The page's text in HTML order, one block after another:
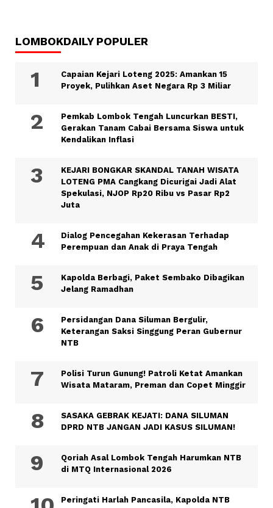
LOMBOKDAILY POPULER
Capaian Kejari Loteng 2025: Amankan 15
Proyek, Pulihkan Aset Negara Rp 3 Miliar
Pemkab Lombok Tengah Luncurkan BESTI,
Gerakan Tanam Cabai Bersama Siswa untuk
Kendalikan Inflasi
KEJARI BONGKAR SKANDAL TANAH WISATA
LOTENG PMA Cangkang Dicurigai Jadi Alat
Spekulasi, NJOP Rp20 Ribu vs Pasar Rp2
Juta
Dialog Pencegahan Kekerasan Terhadap
Perempuan dan Anak di Praya Tengah
Kapolda Berbagi, Paket Sembako Dibagikan
Jelang Ramadhan
Persidangan Dana Siluman Bergulir,
Keterangan Saksi Singgung Peran Gubernur
NTB
Polisi Turun Gunung! Patroli Ketat Amankan
Wisata Mataram, Preman dan Copet Minggir
SASAKA GEBRAK KEJATI: DANA SILUMAN
DPRD NTB JANGAN JADI KASUS SILUMAN!
Qoriah Asal Lombok Tengah Harumkan NTB
di MTQ Internasional 2026
Peringati Harlah Pancasila, Kapolda NTB